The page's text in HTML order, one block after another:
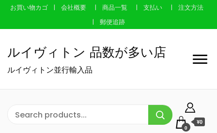
お買い物カゴ 会社概要 商品一覧 支払い
注文方法
郵便追跡
ルイヴィトン 品数が多い店
ルイヴィトン並行輸入品
0
¥0